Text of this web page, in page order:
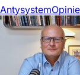
AntysystemOpinie